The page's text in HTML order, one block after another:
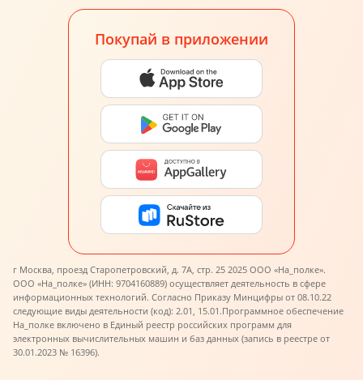
Покупай в приложении
г Москва, проезд Старопетровский, д. 7А, стр. 25 2025 ООО «На_полке».
ООО «На_полке» (ИНН: 9704160889) осуществляет деятельность в сфере
информационных технологий. Согласно Приказу Минцифры от 08.10.22
следующие виды деятельности (код): 2.01, 15.01.Программное обеспечение
На_полке включено в Единый реестр российских программ для
электронных вычислительных машин и баз данных (запись в реестре от
30.01.2023 № 16396).